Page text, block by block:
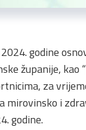
godine
županije, kao
za
mirovinsko i
godine.